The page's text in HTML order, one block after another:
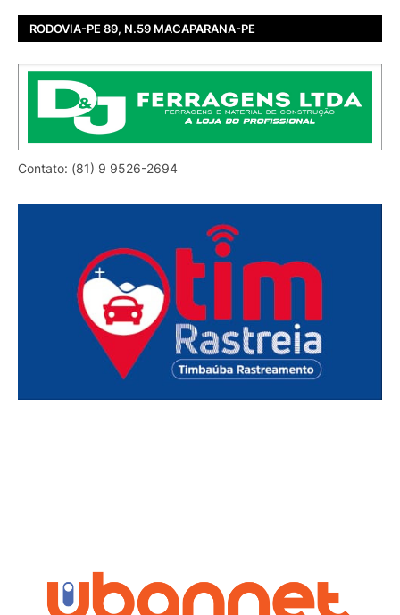
RODOVIA-PE 89, N.59 MACAPARANA-PE
Contato: (81) 9 9526-2694